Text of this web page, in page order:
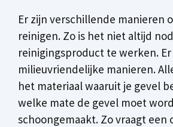
Er zijn verschillende manieren
reinigen. Zo is het niet altijd
reinigingsproduct te werken.
milieuvriendelijke manieren.
het materiaal waaruit je gevel
welke mate de gevel moet
schoongemaakt. Zo vraagt een